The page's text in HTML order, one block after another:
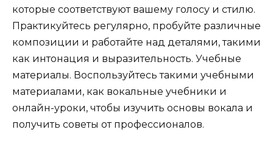
которые соответствуют вашему голосу и стилю.
Практикуйтесь регулярно, пробуйте различные
композиции и работайте над деталями, такими
как интонация и выразительность. Учебные
материалы. Воспользуйтесь такими учебными
материалами, как вокальные учебники и
онлайн-уроки, чтобы изучить основы вокала и
получить советы от профессионалов.